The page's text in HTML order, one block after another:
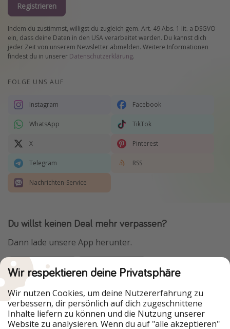
Registrieren
Indem du zustimmst, willigst du zugleich gem. Art. 49 Abs. 1 lit. a DSGVO
ein, dass deine Daten in den USA verarbeitet werden. Du kannst dich
jeder Zeit von unserem Newsletter abmelden. Weitere Informationen
findest du in unserer Datenschutzerklärung.
FOLGE UNS AUF
Instagram Facebook
WhatsApp TikTok
X Pinterest
Telegram RSS
Nachrichten-Service
Du willst keinen Deal mehr verpassen?
Dann lade unsere App herunter.
Urlaubspiraten ist Teil der HolidayPirates Group
Unsere Märkte
Wir respektieren deine Privatsphäre
Wir nutzen Cookies, um deine Nutzererfahrung zu
verbessern, dir persönlich auf dich zugeschnittene
Inhalte liefern zu können und die Nutzung unserer
Website zu analysieren. Wenn du auf "alle akzeptieren"